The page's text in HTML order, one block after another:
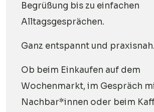
Begrüßung bis zu einfachen
Alltagsgesprächen.
Ganz entspannt und praxisnah.
Ob beim Einkaufen auf dem
Wochenmarkt, im Gespräch
Nachbar*innen oder beim